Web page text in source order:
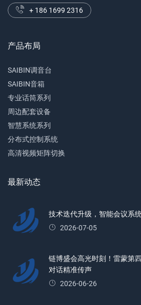
+ 186 1699 2316
产品布局
SAIBIN调音台
SAIBIN音箱
专业话筒系列
周边配套设备
智慧系统系列
分布式控制系统
高清视频矩阵切换
最新动态
技术迭代升级，智能会议系
2026-07-05
链博盛会高光时刻！雷蒙第
对话精准传声
2026-06-26